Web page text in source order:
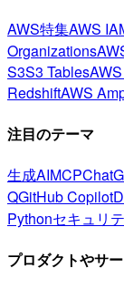
AWS特集AWS
Organizations
S3S3 Tables
RedshiftAWS
注目のテーマ
生成AIMCP
QGitHub Copilot
Pythonセキュリ
プロダクトやサ